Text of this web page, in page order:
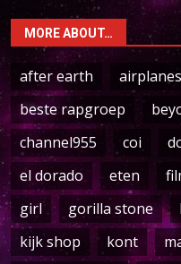
MORE ABOUT…
after earth airplanes
beste rapgroep
channel955
coi
el dorado
eten
girl
gorilla stone
kijk shop
kont